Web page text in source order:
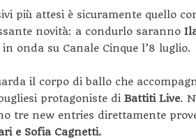
più attesi è sicuramente quello
novità: a condurlo saranno
onda su Canale Cinque l’8 luglio.
il corpo di ballo che
protagoniste di Battiti Live.
tre new entries direttamente
e Sofia Cagnetti.